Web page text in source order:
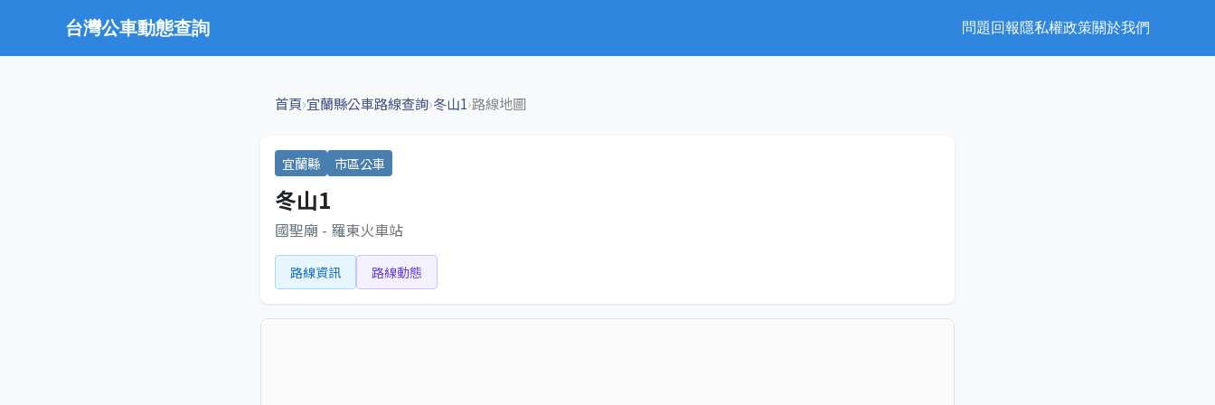
台灣公車動態查詢 問題回報隱私權政策關於我們
首頁›宜蘭縣公車路線查詢›冬山1›路線地圖
宜蘭縣 市區公車
冬山1
國聖廟 - 羅東火車站
路線資訊 路線動態